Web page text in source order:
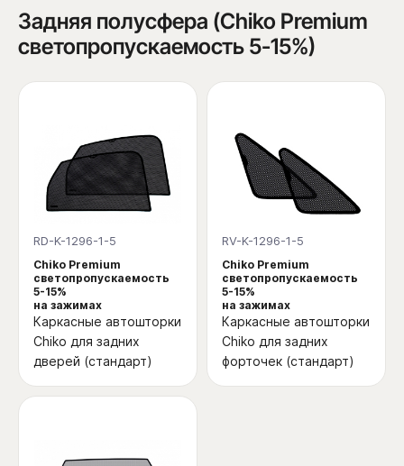
Задняя полусфера (Chiko Premium
светопропускаемость 5-15%)
RD-K-1296-1-5
Chiko Premium
светопропускаемость
5-15%
на зажимах
Каркасные автошторки
Chiko для задних
дверей (стандарт)
RV-K-1296-1-5
Chiko Premium
светопропускаемость
5-15%
на зажимах
Каркасные автошторки
Chiko для задних
форточек (стандарт)